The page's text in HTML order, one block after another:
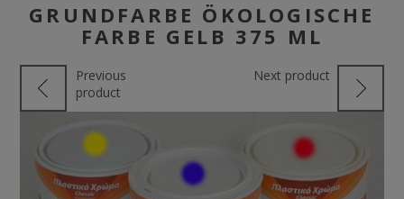
GRUNDFARBE ÖKOLOGISCHE
FARBE GELB 375 ML
Previous
product
Next product